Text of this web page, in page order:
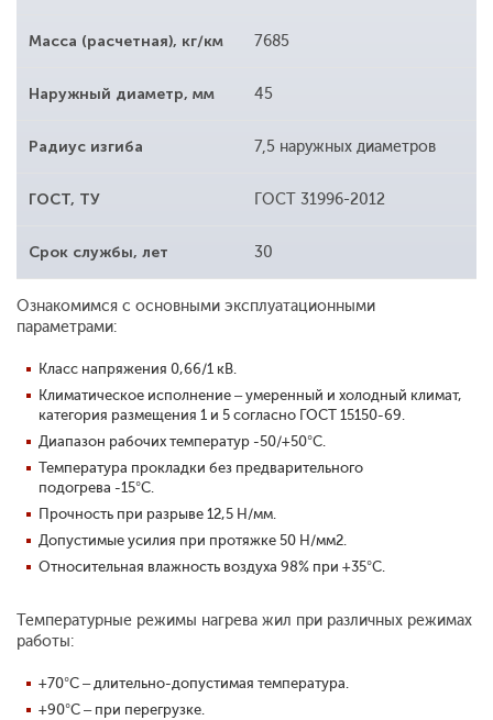
Масса (расчетная), кг/км 7685
Наружный диаметр, мм 45
Радиус изгиба 7,5 наружных диаметров
ГОСТ, ТУ ГОСТ 31996-2012
Срок службы, лет 30
Ознакомимся с основными эксплуатационными
параметрами:
Класс напряжения 0,66/1 кВ.
Климатическое исполнение – умеренный и холодный климат,
категория размещения 1 и 5 согласно ГОСТ 15150-69.
Диапазон рабочих температур -50/+50°С.
Температура прокладки без предварительного
подогрева -15°С.
Прочность при разрыве 12,5 Н/мм.
Допустимые усилия при протяжке 50 Н/мм2.
Относительная влажность воздуха 98% при +35°С.
Температурные режимы нагрева жил при различных режимах
работы:
+70°С – длительно-допустимая температура.
+90°С – при перегрузке.